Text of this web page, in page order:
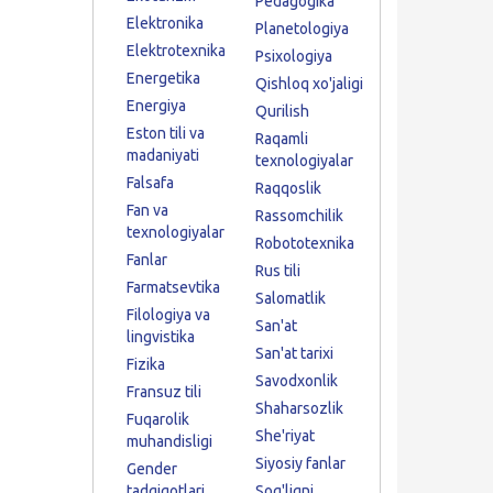
Elektronika
Elektrotexnika
Energetika
Energiya
Eston tili va
madaniyati
Falsafa
Fan va
texnologiyalar
Fanlar
Farmatsevtika
Filologiya va
lingvistika
Fizika
Fransuz tili
Fuqarolik
muhandisligi
Gender
Planetologiya
Psixologiya
Qishloq xo'jaligi
Qurilish
Raqamli
texnologiyalar
Raqqoslik
Rassomchilik
Robototexnika
Rus tili
Salomatlik
San'at
San'at tarixi
Savodxonlik
Shaharsozlik
She'riyat
Siyosiy fanlar